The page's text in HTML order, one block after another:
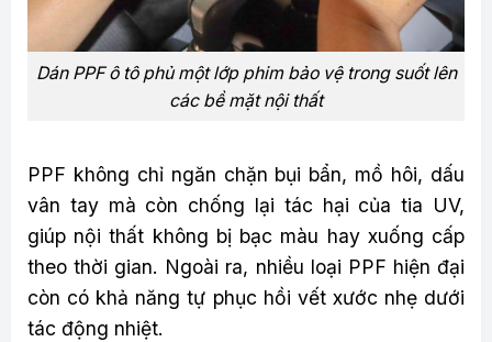
Dán PPF ô tô phủ một lớp phim bảo vệ trong suốt lên
các bề mặt nội thất
PPF không chỉ ngăn chặn bụi bẩn, mồ hôi, dấu
vân tay mà còn chống lại tác hại của tia UV,
giúp nội thất không bị bạc màu hay xuống cấp
theo thời gian. Ngoài ra, nhiều loại PPF hiện đại
còn có khả năng tự phục hồi vết xước nhẹ dưới
tác động nhiệt.